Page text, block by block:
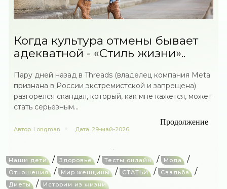
Когда культура отмены бывает
адекватной - «Стиль жизни»..
Пару дней назад в Threads (владелец компания Meta
признана в России экстремистской и запрещена)
разгорелся скандал, который, как мне кажется, может
стать серьезным...
Продолжение
Автор Longman Дата 29-май-2026
Наши дети / Здоровье / Тесты онлайн / Мода /
Отношения / Мир женщины / СТАТЬИ / Свадьба /
Диеты / Истории из жизни